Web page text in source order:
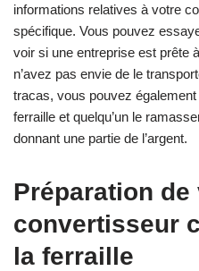
informations relatives à votre
spécifique. Vous pouvez
voir si une entreprise est prête
n’avez pas envie de le
tracas, vous pouvez
ferraille et quelqu’un le
donnant une partie de l’argent.
Préparation de
convertisseur
la ferraille